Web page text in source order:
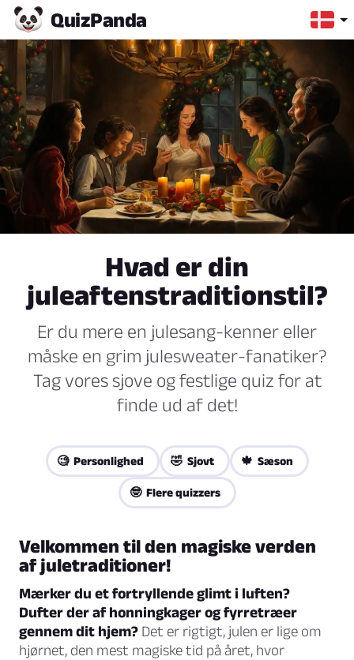
QuizPanda
Hvad er din
juleaftenstraditionstil?
Er du mere en julesang-kenner eller
måske en grim julesweater-fanatiker?
Tag vores sjove og festlige quiz for at
finde ud af det!
🧐 Personlighed 🤣 Sjovt 🍁 Sæson
🤓 Flere quizzers
Velkommen til den magiske verden
af juletraditioner!
Mærker du et fortryllende glimt i luften?
Dufter der af honningkager og fyrretræer
gennem dit hjem? Det er rigtigt, julen er lige om
hjørnet, den mest magiske tid på året, hvor